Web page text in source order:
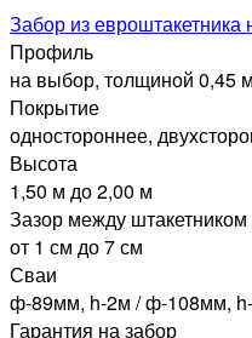
Забор из евроштакетника
Профиль
на выбор, толщиной 0,45
Покрытие
одностороннее,
Высота
1,50 м до 2,00 м
Зазор между штакетником
от 1 см до 7 см
Сваи
ф-89мм, h-2м / ф-108мм,
Гарантия на забор